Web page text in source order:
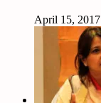
April 15, 2017